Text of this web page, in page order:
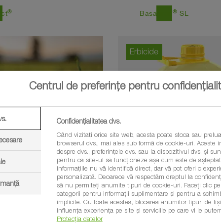
® Basagran ® SL
Erbicide
east Butisan Avant
Centrul de preferințe pentru
Confidențialitatea dvs.
Când vizitați orice site web, acesta poate stoca sau
browserul dvs., mai ales sub formă de cookie-uri. Aceste
despre dvs., preferințele dvs. sau la dispozitivul dvs. și
pentru ca site-ul să funcționeze așa cum este de
informațiile nu vă identifică direct, dar vă pot oferi o
personalizată. Deoarece vă respectăm dreptul la
să nu permiteți anumite tipuri de cookie-uri. Faceți clic
categorii pentru informații suplimentare și pentru a
implicite. Cu toate acestea, blocarea anumitor tipuri de
influența experiența pe site și serviciile pe care vi le
Protecția datelor